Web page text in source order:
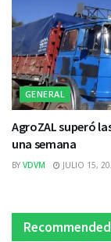
GENERAL
AgroZAL superó
una semana
BY VDVM JULIO 15,
Recommended